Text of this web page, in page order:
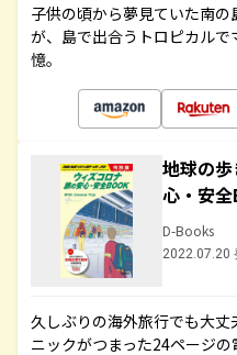
子供の頃から夢見ていた南
が、島で出合うトロピカル
憶。
地球の
心・安
D-Books
2022.07.20
久しぶりの海外旅行でも大
ニックがつまった24ページの